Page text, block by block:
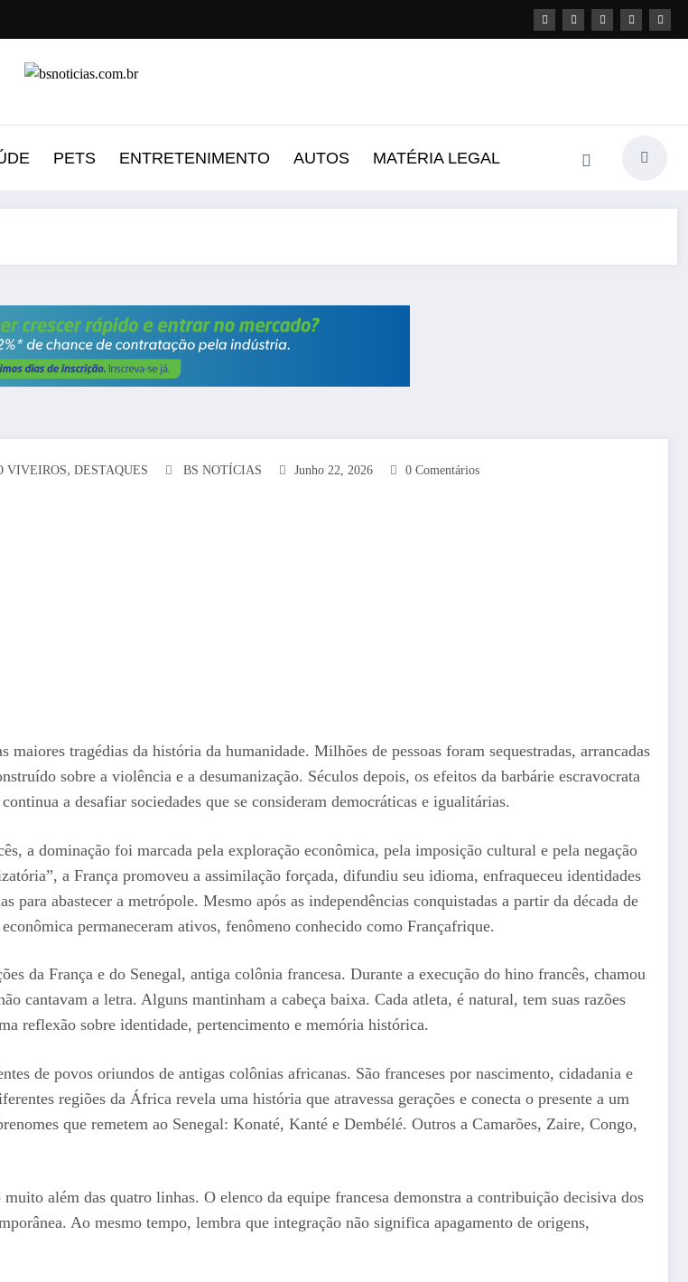
PETS ENTRETENIMENTO AUTOS MATÉRIA LEGAL
VIVEIROS, DESTAQUES BS NOTÍCIAS Junho 22, 2026 0 Comentários
tragédias da história da humanidade. Milhões de pessoas foram sequestradas, arrancadas
sobre a violência e a desumanização. Séculos depois, os efeitos da barbárie escravocrata
a desafiar sociedades que se consideram democráticas e igualitárias.
a dominação foi marcada pela exploração econômica, pela imposição cultural e pela negação
a França promoveu a assimilação forçada, difundiu seu idioma, enfraqueceu identidades
abastecer a metrópole. Mesmo após as independências conquistadas a partir da década de
permaneceram ativos, fenômeno conhecido como Françafrique.
da França e do Senegal, antiga colônia francesa. Durante a execução do hino francês, chamou
cantavam a letra. Alguns mantinham a cabeça baixa. Cada atleta, é natural, tem suas razões
reflexão sobre identidade, pertencimento e memória histórica.
de povos oriundos de antigas colônias africanas. São franceses por nascimento, cidadania e
regiões da África revela uma história que atravessa gerações e conecta o presente a um
que remetem ao Senegal: Konaté, Kanté e Dembélé. Outros a Camarões, Zaire, Congo,
além das quatro linhas. O elenco da equipe francesa demonstra a contribuição decisiva dos
Ao mesmo tempo, lembra que integração não significa apagamento de origens,